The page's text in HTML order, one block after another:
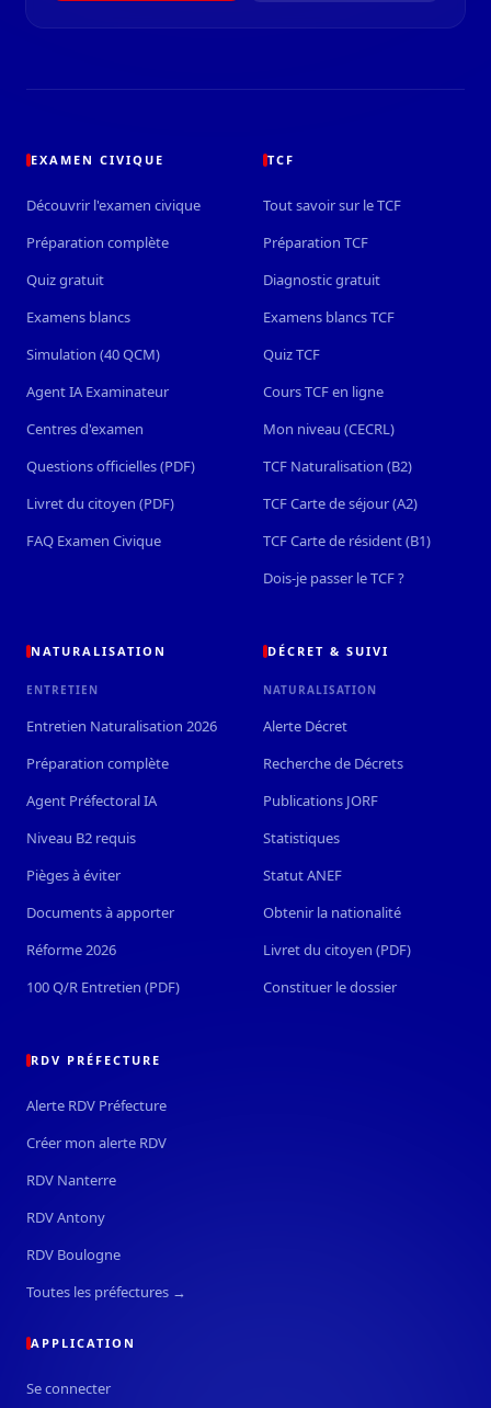
EXAMEN CIVIQUE
Découvrir l'examen civique
Préparation complète
Quiz gratuit
Examens blancs
Simulation (40 QCM)
Agent IA Examinateur
Centres d'examen
Questions officielles (PDF)
Livret du citoyen (PDF)
FAQ Examen Civique
TCF
Tout savoir sur le TCF
Préparation TCF
Diagnostic gratuit
Examens blancs TCF
Quiz TCF
Cours TCF en ligne
Mon niveau (CECRL)
TCF Naturalisation (B2)
TCF Carte de séjour (A2)
TCF Carte de résident (B1)
Dois-je passer le TCF ?
NATURALISATION
ENTRETIEN
Entretien Naturalisation 2026
Préparation complète
Agent Préfectoral IA
Niveau B2 requis
Pièges à éviter
Documents à apporter
Réforme 2026
100 Q/R Entretien (PDF)
DÉCRET & SUIVI
NATURALISATION
Alerte Décret
Recherche de Décrets
Publications JORF
Statistiques
Statut ANEF
Obtenir la nationalité
Livret du citoyen (PDF)
Constituer le dossier
RDV PRÉFECTURE
Alerte RDV Préfecture
Créer mon alerte RDV
RDV Nanterre
RDV Antony
RDV Boulogne
Toutes les préfectures →
APPLICATION
Se connecter